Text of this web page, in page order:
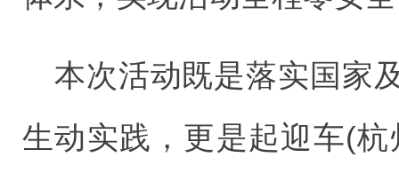
本次活动既是落实国家
生动实践，更是起迎车(